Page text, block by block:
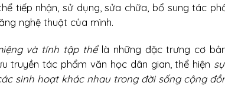
tiếp nhận, sử dụng, sửa chữa, bổ sung tác
nghệ thuật của mình.
và tính tập thểlà những đặc trưng cơ
truyền tác phẩm văn học dân gian, thể hiện
sinh hoạt khác nhau trong đời sống cộng